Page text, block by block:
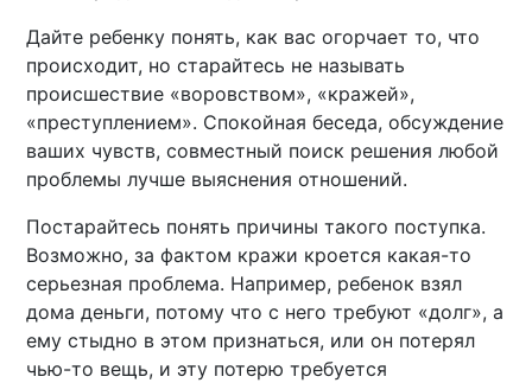
Дайте ребенку понять, как вас огорчает то, что
происходит, но старайтесь не называть
происшествие «воровством», «кражей»,
«преступлением». Спокойная беседа, обсуждение
ваших чувств, совместный поиск решения любой
проблемы лучше выяснения отношений.
Постарайтесь понять причины такого поступка.
Возможно, за фактом кражи кроется какая-то
серьезная проблема. Например, ребенок взял
дома деньги, потому что с него требуют «долг», а
ему стыдно в этом признаться, или он потерял
чью-то вещь, и эту потерю требуется